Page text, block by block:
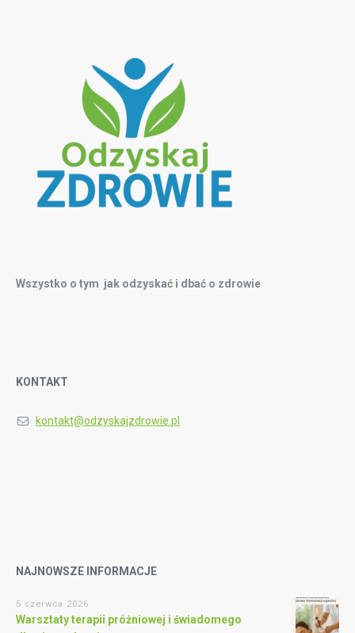
Wszystko o tym jak odzyskać i dbać o zdrowie
KONTAKT
kontakt@odzyskajzdrowie.pl
NAJNOWSZE INFORMACJE
5 czerwca 2026
Warsztaty terapii próżniowej i świadomego